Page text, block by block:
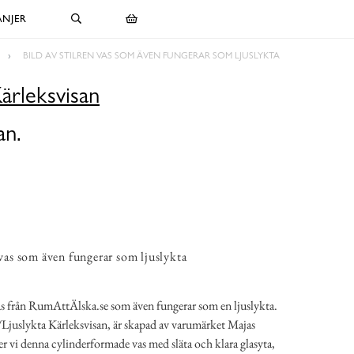
BILD AV STILREN VAS SOM ÄVEN FUNGERAR SOM LJUSLYKTA
som även fungerar som ljuslykta
från RumAttÄlska.se som även fungerar som en ljuslykta.
Kärleksvisan, är skapad av varumärket Majas
denna cylinderformade vas med släta och klara glasyta,